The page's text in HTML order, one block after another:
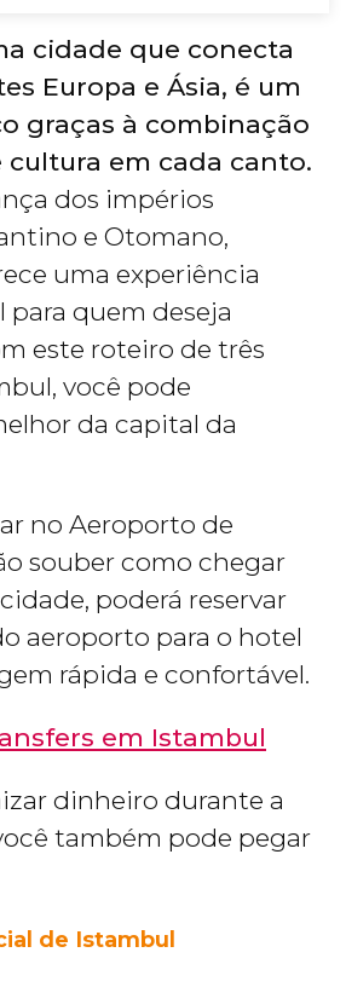
cidade que conecta
Europa e Ásia, é um
graças à combinação
cultura em cada canto.
dos impérios
e Otomano,
uma experiência
para quem deseja
este roteiro de três
você pode
da capital da
no Aeroporto de
souber como chegar
poderá reservar
aeroporto para o hotel
rápida e confortável.
em Istambul
dinheiro durante a
também pode pegar
de Istambul